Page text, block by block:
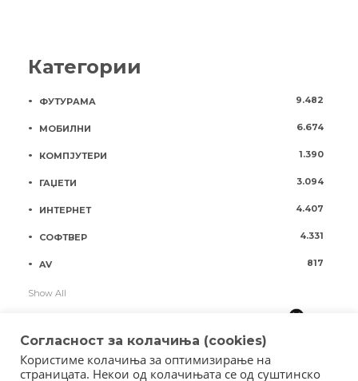
Категории
ФУТУРАМА 9.482
МОБИЛНИ 6.674
КОМПЈУТЕРИ 1.390
ГАЏЕТИ 3.094
ИНТЕРНЕТ 4.407
СОФТВЕР 4.331
AV 817
Show All
Согласност за колачиња (cookies)
Користиме колачиња за оптимизирање на
страницата. Некои од колачињата се од суштинско